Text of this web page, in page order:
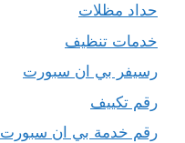
حداد مظلات
خدمات تنظيف
رسيفر بي ان سبورت
رقم تكييف
رقم خدمة بي ان سبورت